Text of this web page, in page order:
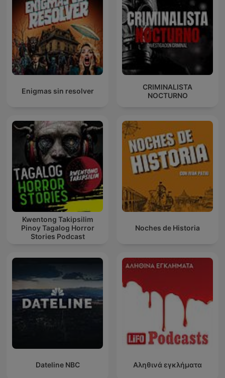
Enigmas sin resolver
CRIMINALISTA
NOCTURNO
Kwentong Takipsilim
Pinoy Tagalog Horror
Stories Podcast
Noches de Historia
Dateline NBC Αληθινά εγκλήματα